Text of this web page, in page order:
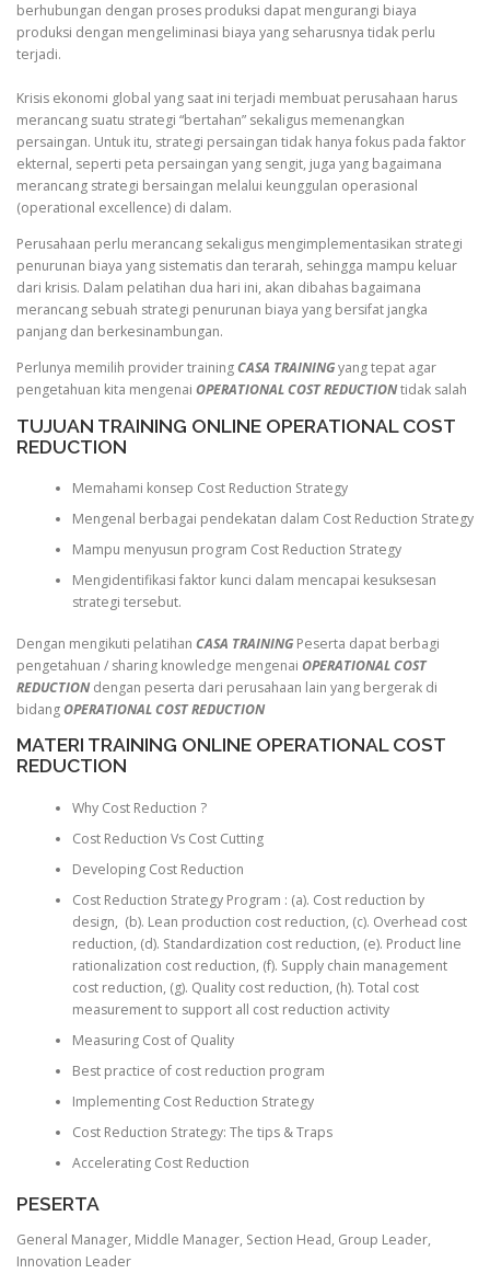
berhubungan dengan proses produksi dapat mengurangi biaya
produksi dengan mengeliminasi biaya yang seharusnya tidak perlu
terjadi.
Krisis ekonomi global yang saat ini terjadi membuat perusahaan harus
merancang suatu strategi “bertahan” sekaligus memenangkan
persaingan. Untuk itu, strategi persaingan tidak hanya fokus pada faktor
ekternal, seperti peta persaingan yang sengit, juga yang bagaimana
merancang strategi bersaingan melalui keunggulan operasional
(operational excellence) di dalam.
Perusahaan perlu merancang sekaligus mengimplementasikan strategi
penurunan biaya yang sistematis dan terarah, sehingga mampu keluar
dari krisis. Dalam pelatihan dua hari ini, akan dibahas bagaimana
merancang sebuah strategi penurunan biaya yang bersifat jangka
panjang dan berkesinambungan.
Perlunya memilih provider trainingCASA TRAININGyang tepat agar
pengetahuan kita mengenai OPERATIONAL COST REDUCTIONtidak salah
TUJUAN TRAINING ONLINE OPERATIONAL COST
REDUCTION
Memahami konsep Cost Reduction Strategy
Mengenal berbagai pendekatan dalam Cost Reduction Strategy
Mampu menyusun program Cost Reduction Strategy
Mengidentifikasi faktor kunci dalam mencapai kesuksesan
strategi tersebut.
Dengan mengikuti pelatihan CASA TRAINING Peserta dapat berbagi
pengetahuan / sharing knowledge mengenai OPERATIONAL COST
REDUCTIONdengan peserta dari perusahaan lain yang bergerak di
bidangOPERATIONAL COST REDUCTION
MATERI TRAINING ONLINE OPERATIONAL COST
REDUCTION
Why Cost Reduction ?
Cost Reduction Vs Cost Cutting
Developing Cost Reduction
Cost Reduction Strategy Program : (a). Cost reduction by
design, (b). Lean production cost reduction, (c). Overhead cost
reduction, (d). Standardization cost reduction, (e). Product line
rationalization cost reduction, (f). Supply chain management
cost reduction, (g). Quality cost reduction, (h). Total cost
measurement to support all cost reduction activity
Measuring Cost of Quality
Best practice of cost reduction program
Implementing Cost Reduction Strategy
Cost Reduction Strategy: The tips & Traps
Accelerating Cost Reduction
PESERTA
General Manager, Middle Manager, Section Head, Group Leader,
Innovation Leader